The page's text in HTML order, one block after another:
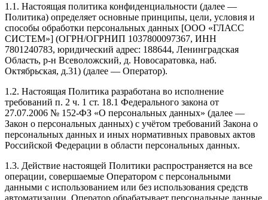
1.1. Настоящая политика конфиденциальности (далее —
Политика) определяет основные принципы, цели, условия и
способы обработки персональных данных [ООО «ГЛАСС
СИСТЕМ»] (ОГРН/ОГРНИП 1037800097367, ИНН
7801240783, юридический адрес: 188644, Ленинградская
Область, р-н Всеволожский, д. Новосаратовка, наб.
Октябрьская, д.31) (далее — Оператор).
1.2. Настоящая Политика разработана во исполнение
требований п. 2 ч. 1 ст. 18.1 Федерального закона от
27.07.2006 № 152-ФЗ «О персональных данных» (далее —
Закон о персональных данных) с учётом требований Закона о
персональных данных и иных нормативных правовых актов
Российской Федерации в области персональных данных.
1.3. Действие настоящей Политики распространяется на все
операции, совершаемые Оператором с персональными
данными с использованием или без использования средств
автоматизации. Оператор обрабатывает персональные данные